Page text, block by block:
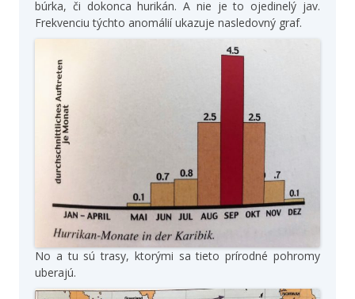
búrka, či dokonca hurikán. A nie je to ojedinelý jav.
Frekvenciu týchto anomálií ukazuje nasledovný graf.
No a tu sú trasy, ktorými sa tieto prírodné pohromy
uberajú.